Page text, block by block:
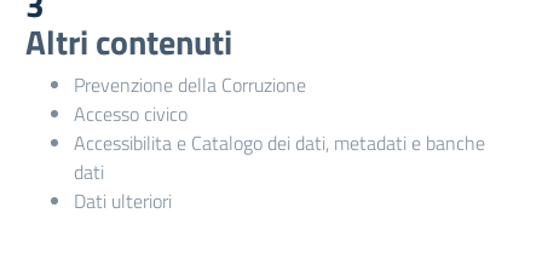
Altri contenuti
Prevenzione della Corruzione
Accesso civico
Accessibilita e Catalogo dei dati, metadati e banche
dati
Dati ulteriori